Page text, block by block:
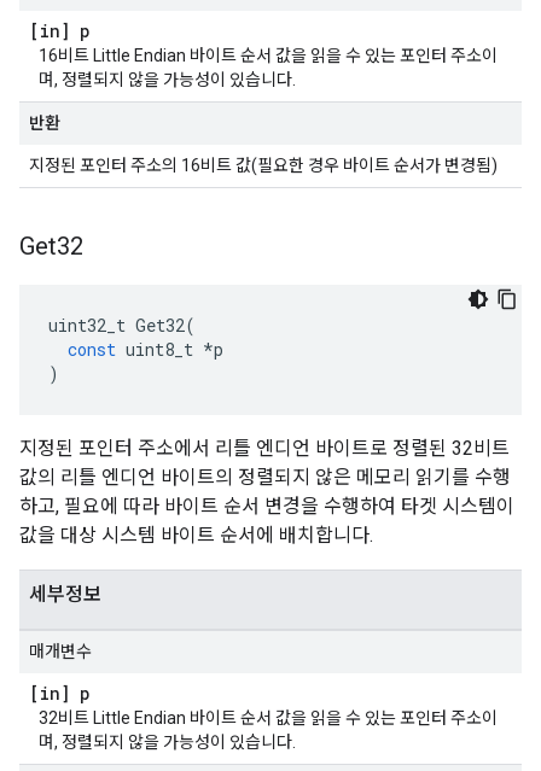
[in] p
16비트 Little Endian 바이트 순서 값을 읽을 수 있는 포인터 주소이
며, 정렬되지 않을 가능성이 있습니다.
반환
지정된 포인터 주소의 16비트 값(필요한 경우 바이트 순서가 변경됨)
Get32
uint32_t Get32(
const uint8_t *p
)
지정된 포인터 주소에서 리틀 엔디언 바이트로 정렬된 32비트
값의 리틀 엔디언 바이트의 정렬되지 않은 메모리 읽기를 수행
하고, 필요에 따라 바이트 순서 변경을 수행하여 타겟 시스템이
값을 대상 시스템 바이트 순서에 배치합니다.
세부정보
매개변수
[in] p
32비트 Little Endian 바이트 순서 값을 읽을 수 있는 포인터 주소이
며, 정렬되지 않을 가능성이 있습니다.